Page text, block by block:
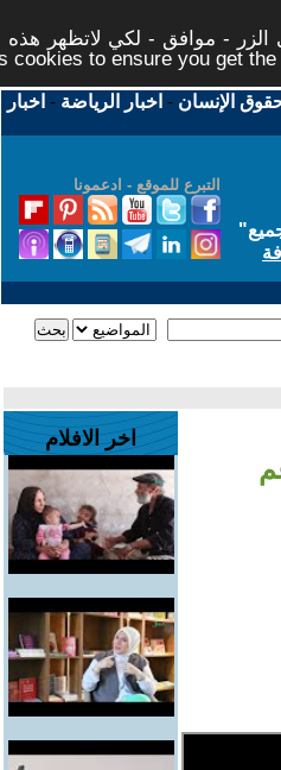
- موافق - لكي لاتظهر هذه
cookies to ensure you get
حقوق الإنسان - اخبار الرياضة - اخبار
التبرع للموقع - ادعمونا
"
اخر الافلام